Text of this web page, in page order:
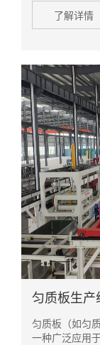
了解详情
匀质板生产
匀质板（如匀
一种广泛应用